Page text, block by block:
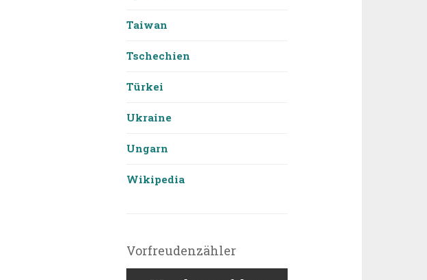
Taiwan
Tschechien
Türkei
Ukraine
Ungarn
Wikipedia
Vorfreudenzähler